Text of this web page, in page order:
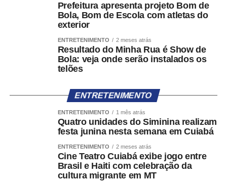
Prefeitura apresenta projeto Bom de
Bola, Bom de Escola com atletas do
exterior
ENTRETENIMENTO 2 meses atrás
Resultado do Minha Rua é Show de
Bola: veja onde serão instalados os
telões
ENTRETENIMENTO
ENTRETENIMENTO 1 mês atrás
Quatro unidades do Siminina realizam
festa junina nesta semana em Cuiabá
ENTRETENIMENTO 2 meses atrás
Cine Teatro Cuiabá exibe jogo entre
Brasil e Haiti com celebração da
cultura migrante em MT